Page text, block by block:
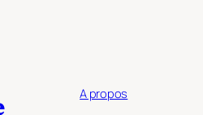
A propos